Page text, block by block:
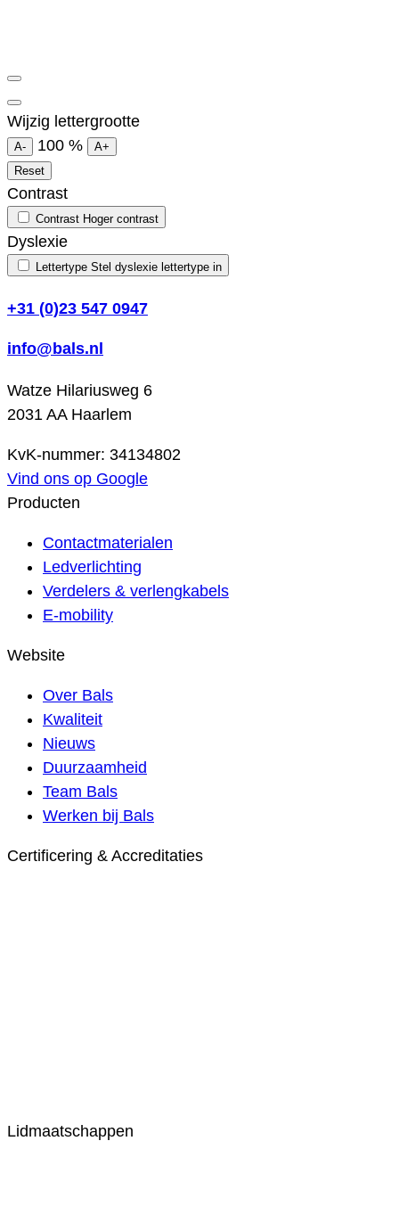
Wijzig lettergrootte
A- 100 %
A+
Reset
Contrast
Contrast Hoger contrast
Dyslexie
Lettertype Stel dyslexie lettertype in
+31 (0)23 547 0947
info@bals.nl
Watze Hilariusweg 6
2031 AA Haarlem
KvK-nummer: 34134802
Vind ons op Google
Producten
Contactmaterialen
Ledverlichting
Verdelers & verlengkabels
E-mobility
Website
Over Bals
Kwaliteit
Nieuws
Duurzaamheid
Team Bals
Werken bij Bals
Certificering & Accreditaties
Lidmaatschappen